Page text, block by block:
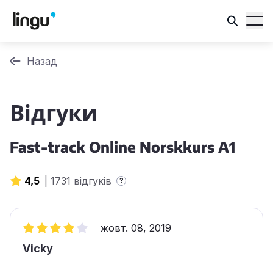
Назад
Відгуки
Fast-track Online Norskkurs A1
4,5 1731 відгуків ?
жовт. 08, 2019
Vicky